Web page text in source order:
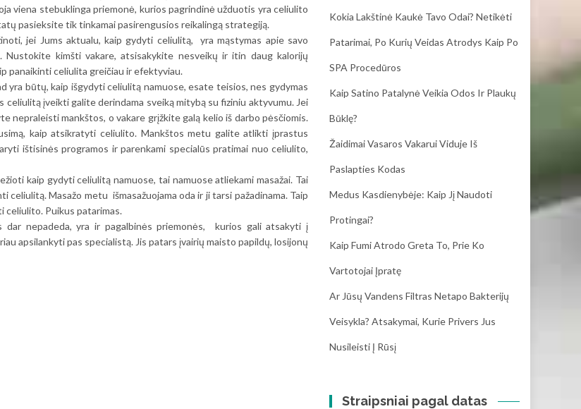
viena stebuklinga priemonė, kurios pagrindinė užduotis yra celiulito
pasieksite tik tinkamai pasirengusios reikalingą strategiją.
jei Jums aktualu, kaip gydyti celiulitą, yra mąstymas apie savo
kimšti vakare, atsisakykite nesveikų ir itin daug kalorijų
panaikinti celiulita greičiau ir efektyviau.
yra būtų, kaip išgydyti celiulitą namuose, esate teisios, nes gydymas
įveikti galite derindama sveiką mitybą su fiziniu aktyvumu. Jei
nepraleisti mankštos, o vakare grįžkite galą kelio iš darbo pėsčiomis.
kaip atsikratyti celiulito. Mankštos metu galite atlikti įprastus
ištisinės programos ir parenkami specialūs pratimai nuo celiulito,
kaip gydyti celiulitą namuose, tai namuose atliekami masažai. Tai
celiulitą. Masažo metu išmasažuojama oda ir ji tarsi pažadinama. Taip
celiulito. Puikus patarimas.
dar nepadeda, yra ir pagalbinės priemonės, kurios gali atsakyti į
apsilankyti pas specialistą. Jis patars įvairių maisto papildų, losijonų
Kokia Lakštinė Kaukė Tavo Odai? Netikėti
Patarimai, Po Kurių Veidas Atrodys Kaip Po
SPA Procedūros
Kaip Satino Patalynė Veikia Odos Ir Plaukų
Būklę?
Žaidimai Vasaros Vakarui Viduje Iš
Paslapties Kodas
Medus Kasdienybėje: Kaip Jį Naudoti
Protingai?
Kaip Fumi Atrodo Greta To, Prie Ko
Vartotojai Įpratę
Ar Jūsų Vandens Filtras Netapo Bakterijų
Veisykla? Atsakymai, Kurie Privers Jus
Nusileisti Į Rūsį
Straipsniai pagal datas